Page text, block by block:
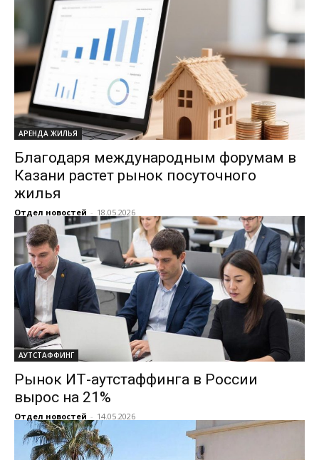
АРЕНДА ЖИЛЬЯ
Благодаря международным форумам в
Казани растет рынок посуточного
жилья
Отдел новостей - 18.05.2026
АУТСТАФФИНГ
Рынок ИТ-аутстаффинга в России
вырос на 21%
Отдел новостей - 14.05.2026